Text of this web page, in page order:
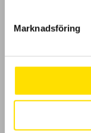
Marknadsföring